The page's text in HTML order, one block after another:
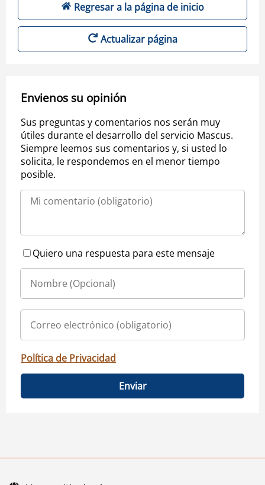
Regresar a la página de inicio
Actualizar página
Envienos su opinión
Sus preguntas y comentarios nos serán muy
útiles durante el desarrollo del servicio Mascus.
Siempre leemos sus comentarios y, si usted lo
solicita, le respondemos en el menor tiempo
posible.
Quiero una respuesta para este mensaje
Política de Privacidad
Enviar